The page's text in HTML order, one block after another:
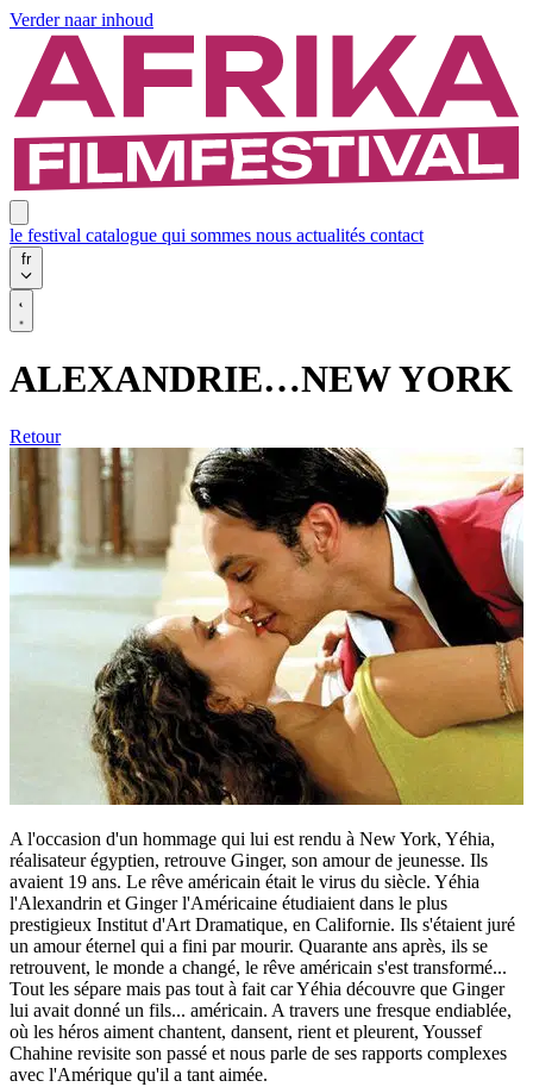
Verder naar inhoud
le festival catalogue qui sommes nous actualités contact
fr
ALEXANDRIE…NEW YORK
Retour
A l'occasion d'un hommage qui lui est rendu à New York, Yéhia,
réalisateur égyptien, retrouve Ginger, son amour de jeunesse. Ils
avaient 19 ans. Le rêve américain était le virus du siècle. Yéhia
l'Alexandrin et Ginger l'Américaine étudiaient dans le plus
prestigieux Institut d'Art Dramatique, en Californie. Ils s'étaient juré
un amour éternel qui a fini par mourir. Quarante ans après, ils se
retrouvent, le monde a changé, le rêve américain s'est transformé...
Tout les sépare mais pas tout à fait car Yéhia découvre que Ginger
lui avait donné un fils... américain. A travers une fresque endiablée,
où les héros aiment chantent, dansent, rient et pleurent, Youssef
Chahine revisite son passé et nous parle de ses rapports complexes
avec l'Amérique qu'il a tant aimée.